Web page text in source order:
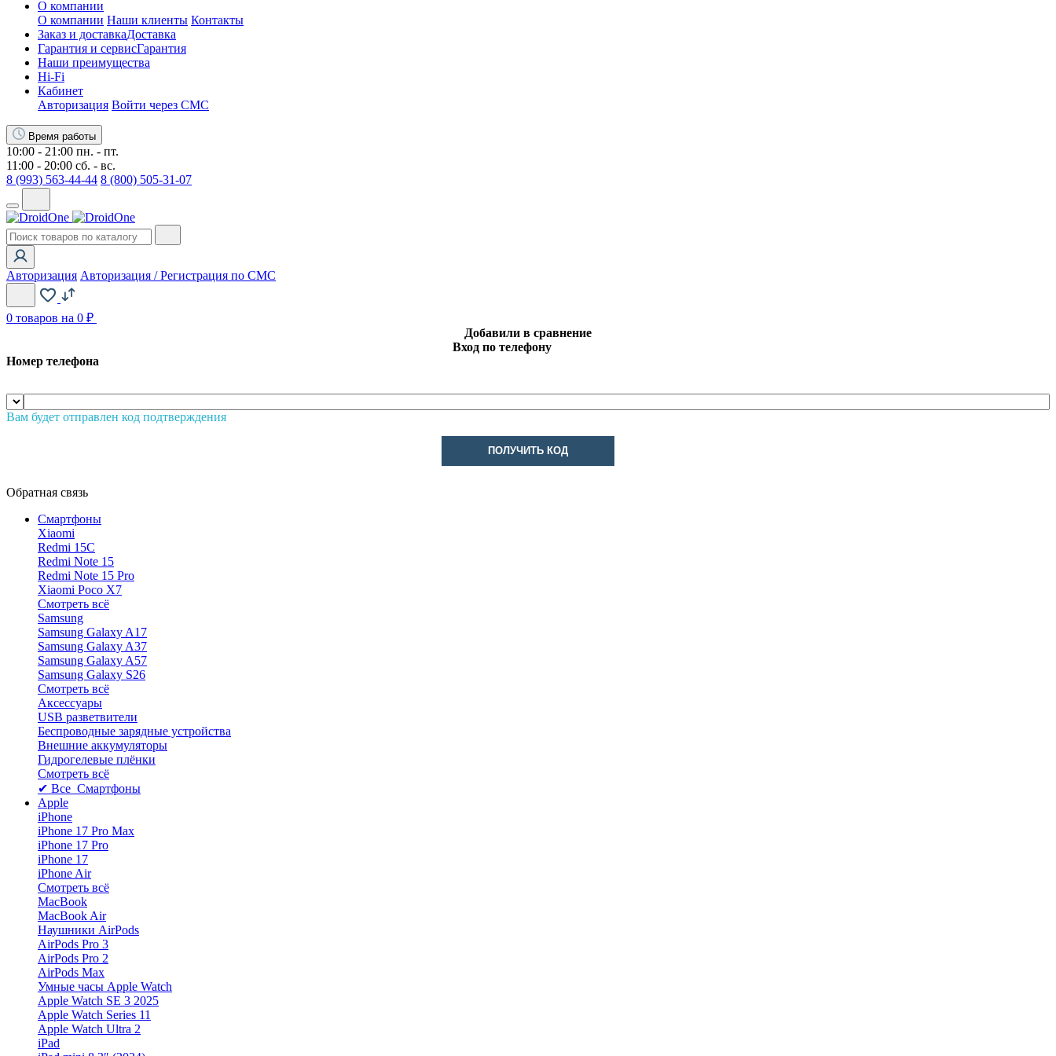
О компании
О компании Наши клиенты Контакты
Заказ и доставкаДоставка
Гарантия и сервисГарантия
Наши преимущества
Hi-Fi
Кабинет
Авторизация Войти через СМС
Время работы
10:00 - 21:00 пн. - пт.
11:00 - 20:00 сб. - вс.
8 (993) 563-44-44 8 (800) 505-31-07
Авторизация Авторизация / Регистрация по СМС
0 товаров на 0 ₽
Добавили в сравнение
Вход по телефону
Номер телефона
Вам будет отправлен код подтверждения
ПОЛУЧИТЬ КОД
Обратная связь
Смартфоны
Xiaomi
Redmi 15C
Redmi Note 15
Redmi Note 15 Pro
Xiaomi Poco X7
Смотреть всё
Samsung
Samsung Galaxy A17
Samsung Galaxy A37
Samsung Galaxy A57
Samsung Galaxy S26
Смотреть всё
Аксессуары
USB разветвители
Беспроводные зарядные устройства
Внешние аккумуляторы
Гидрогелевые плёнки
Смотреть всё
✔ Все Смартфоны
Apple
iPhone
iPhone 17 Pro Max
iPhone 17 Pro
iPhone 17
iPhone Air
Смотреть всё
MacBook
MacBook Air
Наушники AirPods
AirPods Pro 3
AirPods Pro 2
AirPods Max
Умные часы Apple Watch
Apple Watch SE 3 2025
Apple Watch Series 11
Apple Watch Ultra 2
iPad